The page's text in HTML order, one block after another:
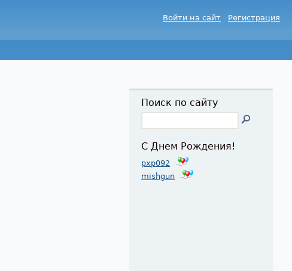
Войти на сайт Регистрация
Поиск по сайту
С Днем Рождения!
pxp092
mishgun